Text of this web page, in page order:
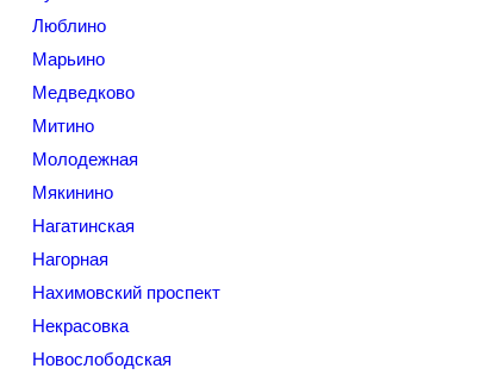
Люблино
Марьино
Медведково
Митино
Молодежная
Мякинино
Нагатинская
Нагорная
Нахимовский проспект
Некрасовка
Новослободская